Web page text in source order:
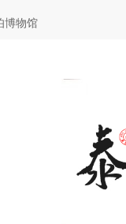
博物馆